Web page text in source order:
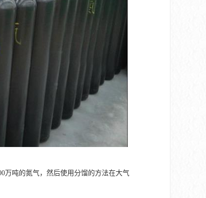
万吨的氮气，然后使用分馏的方法在大气